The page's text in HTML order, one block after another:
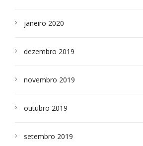
janeiro 2020
dezembro 2019
novembro 2019
outubro 2019
setembro 2019